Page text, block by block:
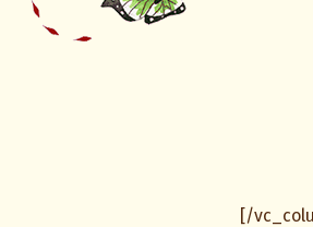
[/